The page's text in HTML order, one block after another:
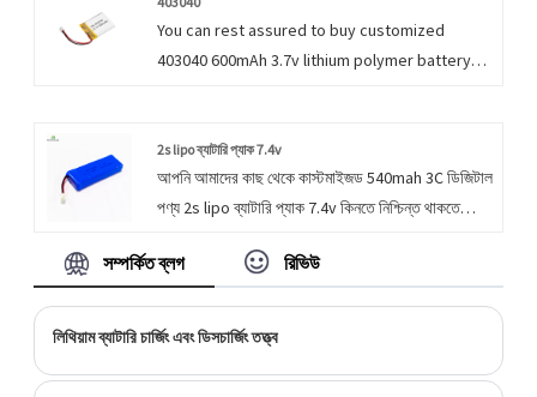
You can rest assured to buy customized
403040 600mAh 3.7v lithium polymer battery
want to know more, you can consult us now,
we will reply to you in time!
2s lipo ব্যাটারি প্যাক 7.4v
আপনি আমাদের কাছ থেকে কাস্টমাইজড 540mah 3C ডিজিটাল
পণ্য 2s lipo ব্যাটারি প্যাক 7.4v কিনতে নিশ্চিন্ত থাকতে
আপনি যদি আরও জানতে চান, আপনি এখন আমাদের সাথে পরামর্শ
সম্পর্কিত ব্লগ রিভিউ
লিথিয়াম ব্যাটারি চার্জিং এবং ডিসচার্জিং তত্ত্ব